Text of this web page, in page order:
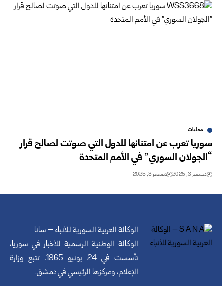
محليات
سوريا تعرب عن امتنانها للدول التي صوتت لصالح قرار
“الجولان السوري” في الأمم المتحدة
ديسمبر 3, 2025 ديسمبر 3, 2025
الوكالة العربية السورية للأنباء – سانا
الوكالة الوطنية الرسمية للأخبار في سوريا،
تأسست في 24 يونيو 1965. تتبع وزارة
الإعلام، ومركزها الرئيسي في دمشق.